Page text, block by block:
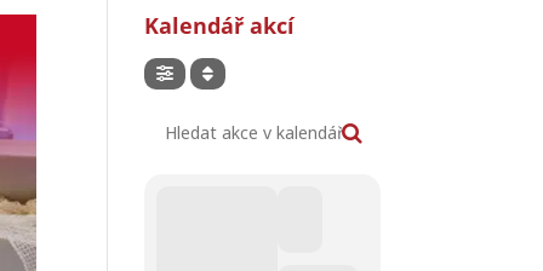
Kalendář akcí